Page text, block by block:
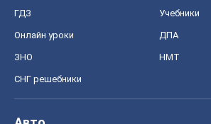
ГДЗ Учебники
Онлайн уроки ДПА
ЗНО НМТ
СНГ решебники